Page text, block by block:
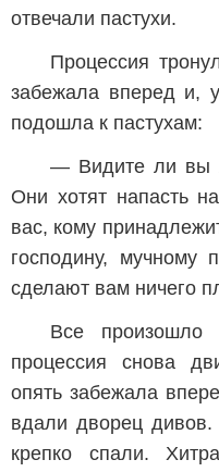
отвечали пастухи.
Процессия
забежала вперед и,
подошла к пастухам:
— Видите ли вы
Они хотят напасть
вас, кому
господину, мучному
сделают вам ничего
Все
процессия снова
опять забежала
вдали дворец
крепко спали.